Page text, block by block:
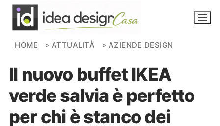
Skip to content
NOVITÀ
AMBIENTI
FAI DA TE
HOME » ATTUALITÀ » AZIENDE DESIGN
Il nuovo buffet IKEA
verde salvia è perfetto
per chi è stanco dei